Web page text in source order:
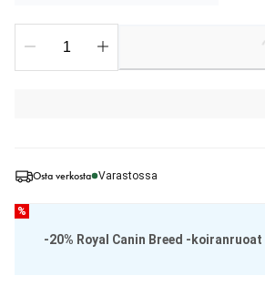
Osta verkosta Varastossa
%
-20% Royal Canin Breed -koiranruoat
Loading...